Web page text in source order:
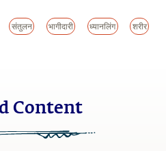
संतुलन भागीदारी ध्यानलिंग शरीर
Content